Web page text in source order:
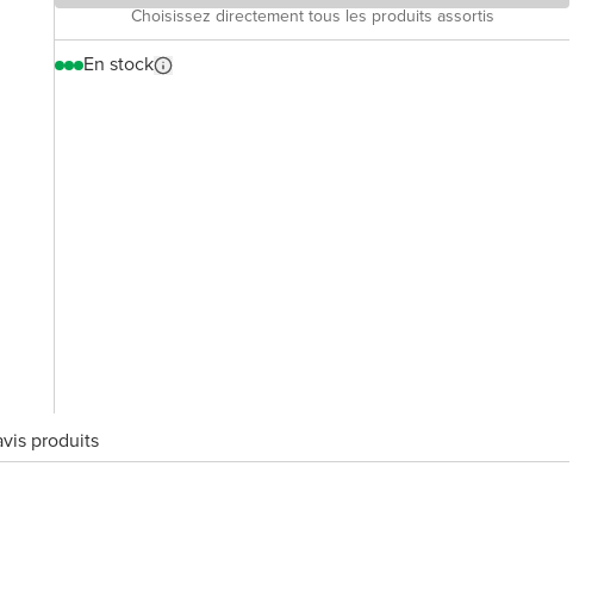
Choisissez directement tous les produits assortis
En stock
produits